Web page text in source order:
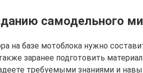
самодельного
на базе мотоблока нужно
заранее подготовить
требуемыми знаниями и